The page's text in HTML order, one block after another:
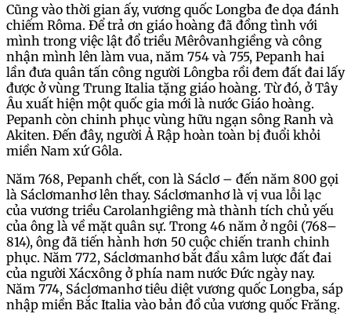
Cũng vào thời gian ấy, vương quốc Longba đe dọa đánh
chiếm Rôma. Để trả ơn giáo hoàng đã đồng tình với
mình trong việc lật đổ triều Mêrôvanhgiềng và công
nhận mình lên làm vua, năm 754 và 755, Pepanh hai
lần đưa quân tấn công người Lôngba rồi đem đất đai lấy
được ở vùng Trung Italia tặng giáo hoàng. Từ đó, ở Tây
Âu xuất hiện một quốc gia mới là nước Giáo hoàng.
Pepanh còn chinh phục vùng hữu ngạn sông Ranh và
Akiten. Đến đây, người Ả Rập hoàn toàn bị đuổi khỏi
miền Nam xứ Gôla.
Năm 768, Pepanh chết, con là Sáclơ – đến năm 800 gọi
là Sáclơmanhơ lên thay. Sáclơmanhơ là vị vua lỗi lạc
của vương triều Carolanhgiêng mà thành tích chủ yếu
của ông là về mặt quân sự. Trong 46 năm ở ngôi (768–
814), ông đã tiến hành hơn 50 cuộc chiến tranh chinh
phục. Năm 772, Sáclơmanhơ bắt đầu xâm lược đất đai
của người Xácxông ở phía nam nước Đức ngày nay.
Năm 774, Sáclơmanhơ tiêu diệt vương quốc Longba, sáp
nhập miền Bắc Italia vào bản đồ của vương quốc Frăng.